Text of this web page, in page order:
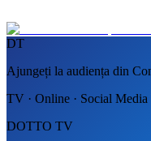
DT
Ajungeți la audiența din
TV · Online · Social Media
DOTTO TV